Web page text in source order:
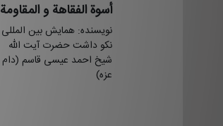
أسوة الفقاهة و المقاومة
نویسنده: همایش بین المللی
نکو داشت حضرت آیت الله
شیخ احمد عیسی قاسم (دام
عزه)